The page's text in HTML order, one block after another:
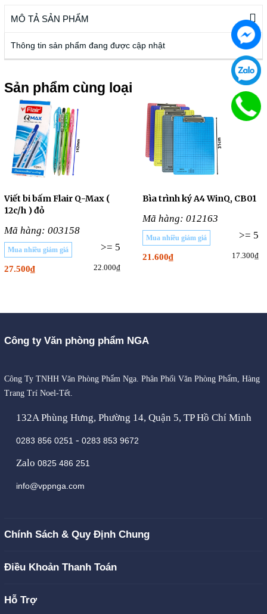
MÔ TẢ SẢN PHẨM
Thông tin sản phẩm đang được cập nhật
Sản phẩm cùng loại
Viết bi bấm Flair Q-Max (
12c/h ) đỏ
Mã hàng: 003158
>= 5
Mua nhiều giảm giá
27.500₫ 22.000₫
Bìa trình ký A4 WinQ, CB01
Mã hàng: 012163
>= 5
Mua nhiều giảm giá
21.600₫ 17.300₫
Công ty Văn phòng phẩm NGA
Công Ty TNHH Văn Phòng Phẩm Nga. Phân Phối Văn Phòng Phẩm, Hàng
Trang Trí Noel-Tết.
132A Phùng Hưng, Phường 14, Quận 5, TP Hồ Chí Minh
0283 856 0251 - 0283 853 9672
Zalo 0825 486 251
info@vppnga.com
Chính Sách & Quy Định Chung
Điều Khoản Thanh Toán
Hỗ Trợ